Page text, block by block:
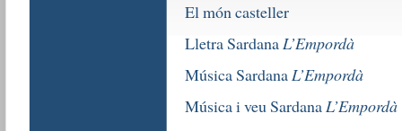
El món casteller
Lletra SardanaL’Empordà
Música SardanaL’Empordà
Música i veu SardanaL’Empordà